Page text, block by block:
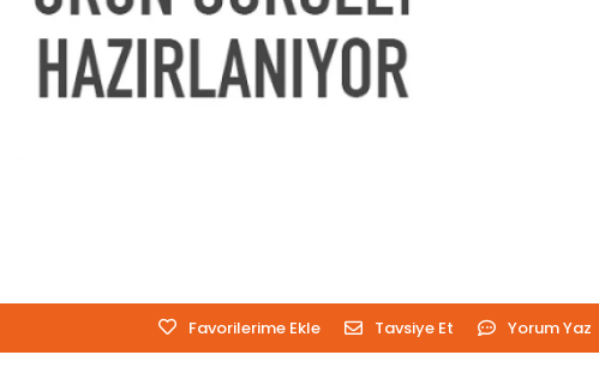
Favorilerime Ekle Tavsiye Et Yorum Yaz